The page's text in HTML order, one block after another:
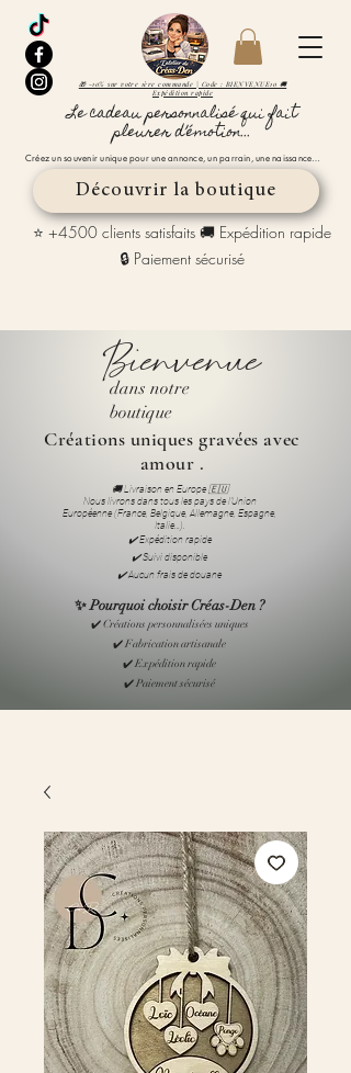
Bienvenue
dans notre
boutique
Créations uniques gravées avec
amour .
🚚 Livraison en Europe 🇪🇺
Nous livrons dans tous les pays de l’Union
Européenne (France, Belgique, Allemagne, Espagne,
Italie…).
✔️ Expédition rapide
✔️ Suivi disponible
✔️ Aucun frais de douane
✨ Pourquoi choisir Créas-Den ?
✔️ Créations personnalisées uniques
✔️ Fabrication artisanale
✔️ Expédition rapide
✔️ Paiement sécurisé
Le cadeau personnalisé qui fait
pleurer d’émotion...
Découvrir la boutique
⭐ +4500 clients satisfaits 🚚 Expédition rapide
🔒 Paiement sécurisé
🎁 -10% sur votre 1ère commande | Code : BIENVENUE10 🚚
Expédition rapide
Créez un souvenir unique pour une annonce, un parrain, une naissance…